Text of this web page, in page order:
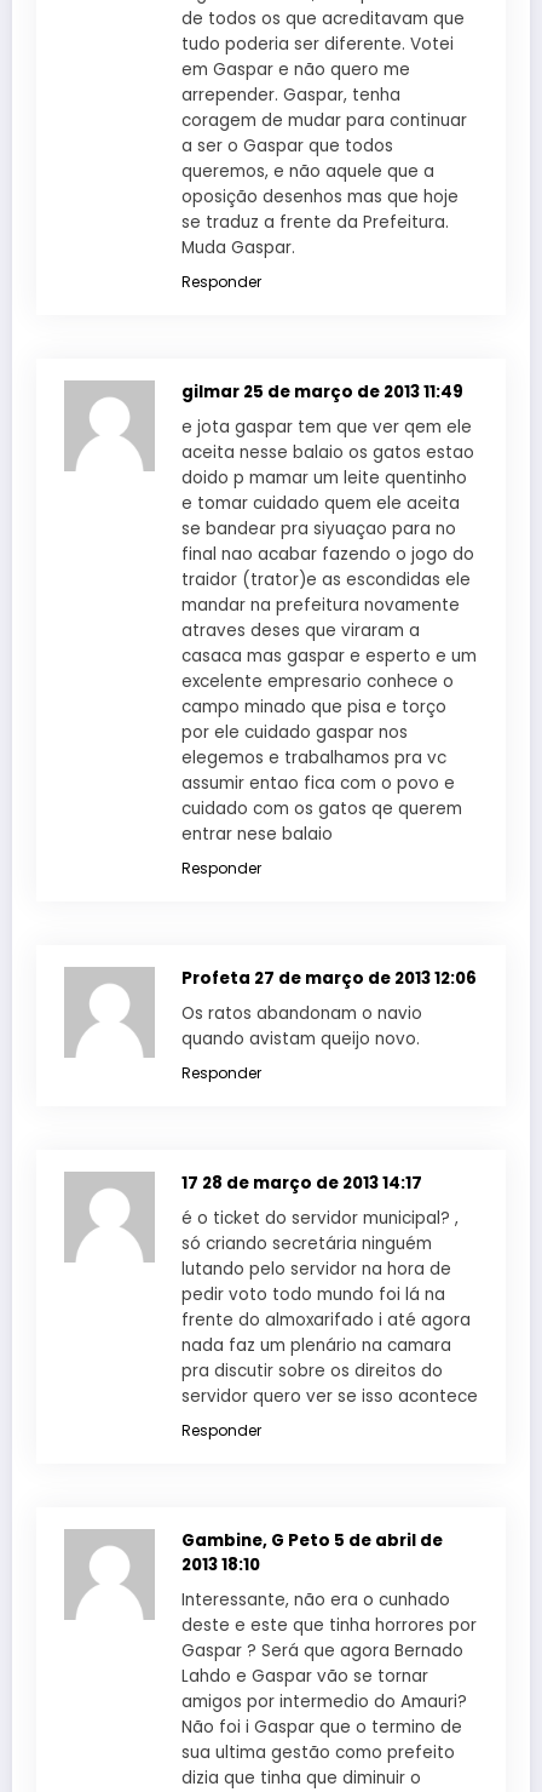
de todos os que acreditavam que
tudo poderia ser diferente. Votei
em Gaspar e não quero me
arrepender. Gaspar, tenha
coragem de mudar para continuar
a ser o Gaspar que todos
queremos, e não aquele que a
oposição desenhos mas que hoje
se traduz a frente da Prefeitura.
Muda Gaspar.
Responder
gilmar 25 de março de 2013 11:49
e jota gaspar tem que ver qem ele
aceita nesse balaio os gatos estao
doido p mamar um leite quentinho
e tomar cuidado quem ele aceita
se bandear pra siyuaçao para no
final nao acabar fazendo o jogo do
traidor (trator)e as escondidas ele
mandar na prefeitura novamente
atraves deses que viraram a
casaca mas gaspar e esperto e um
excelente empresario conhece o
campo minado que pisa e torço
por ele cuidado gaspar nos
elegemos e trabalhamos pra vc
assumir entao fica com o povo e
cuidado com os gatos qe querem
entrar nese balaio
Responder
Profeta 27 de março de 2013 12:06
Os ratos abandonam o navio
quando avistam queijo novo.
Responder
17 28 de março de 2013 14:17
é o ticket do servidor municipal? ,
só criando secretária ninguém
lutando pelo servidor na hora de
pedir voto todo mundo foi lá na
frente do almoxarifado i até agora
nada faz um plenário na camara
pra discutir sobre os direitos do
servidor quero ver se isso acontece
Responder
Gambine, G Peto 5 de abril de
2013 18:10
Interessante, não era o cunhado
deste e este que tinha horrores por
Gaspar ? Será que agora Bernado
Lahdo e Gaspar vão se tornar
amigos por intermedio do Amauri?
Não foi i Gaspar que o termino de
sua ultima gestão como prefeito
dizia que tinha que diminuir o